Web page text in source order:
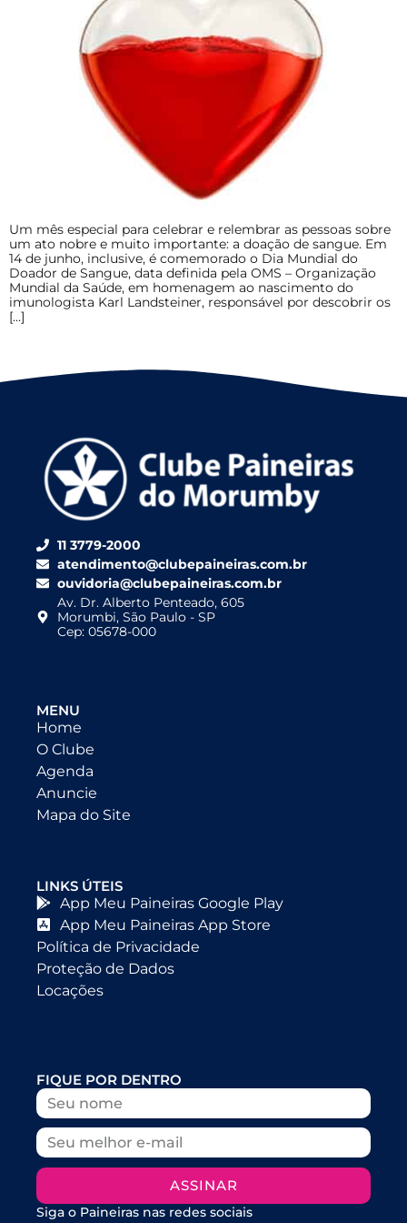
Um mês especial para celebrar e relembrar as pessoas sobre
um ato nobre e muito importante: a doação de sangue. Em
14 de junho, inclusive, é comemorado o Dia Mundial do
Doador de Sangue, data definida pela OMS – Organização
Mundial da Saúde, em homenagem ao nascimento do
imunologista Karl Landsteiner, responsável por descobrir os
[…]
11 3779-2000
atendimento@clubepaineiras.com.br
ouvidoria@clubepaineiras.com.br
Av. Dr. Alberto Penteado, 605
Morumbi, São Paulo - SP
Cep: 05678-000
MENU
Home
O Clube
Agenda
Anuncie
Mapa do Site
LINKS ÚTEIS
App Meu Paineiras Google Play
App Meu Paineiras App Store
Política de Privacidade
Proteção de Dados
Locações
FIQUE POR DENTRO
ASSINAR
Siga o Paineiras nas redes sociais